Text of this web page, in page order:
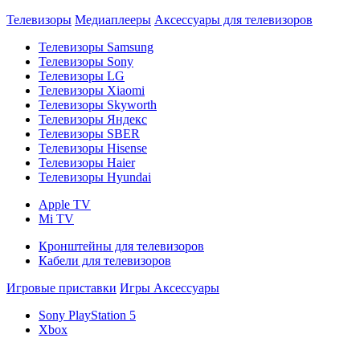
Телевизоры Медиаплееры Аксессуары для телевизоров
Телевизоры Samsung
Телевизоры Sony
Телевизоры LG
Телевизоры Xiaomi
Телевизоры Skyworth
Телевизоры Яндекс
Телевизоры SBER
Телевизоры Hisense
Телевизоры Haier
Телевизоры Hyundai
Apple TV
Mi TV
Кронштейны для телевизоров
Кабели для телевизоров
Игровые приставки Игры Аксессуары
Sony PlayStation 5
Xbox